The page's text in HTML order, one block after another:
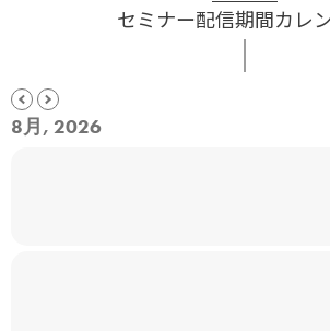
セミナー配信期間カレ
8月, 2026